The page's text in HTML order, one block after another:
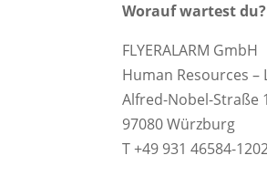
Worauf wartest
FLYERALARM GmbH
Human Resources –
Alfred-Nobel-Straße
97080 Würzburg
T +49 931 46584-